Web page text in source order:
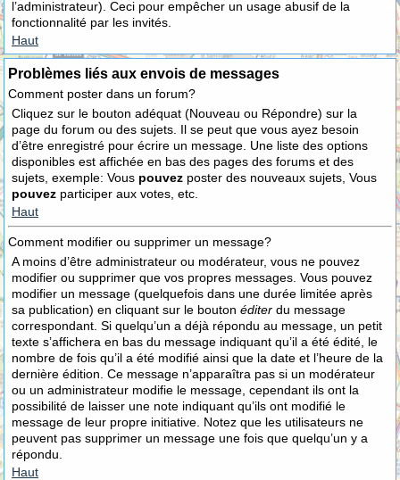
l’administrateur). Ceci pour empêcher un usage abusif de la
fonctionnalité par les invités.
Haut
Problèmes liés aux envois de messages
Comment poster dans un forum?
Cliquez sur le bouton adéquat (Nouveau ou Répondre) sur la
page du forum ou des sujets. Il se peut que vous ayez besoin
d’être enregistré pour écrire un message. Une liste des options
disponibles est affichée en bas des pages des forums et des
sujets, exemple: Vous pouvez poster des nouveaux sujets, Vous
pouvez participer aux votes, etc.
Haut
Comment modifier ou supprimer un message?
A moins d’être administrateur ou modérateur, vous ne pouvez
modifier ou supprimer que vos propres messages. Vous pouvez
modifier un message (quelquefois dans une durée limitée après
sa publication) en cliquant sur le bouton éditer du message
correspondant. Si quelqu’un a déjà répondu au message, un petit
texte s’affichera en bas du message indiquant qu’il a été édité, le
nombre de fois qu’il a été modifié ainsi que la date et l’heure de la
dernière édition. Ce message n’apparaîtra pas si un modérateur
ou un administrateur modifie le message, cependant ils ont la
possibilité de laisser une note indiquant qu’ils ont modifié le
message de leur propre initiative. Notez que les utilisateurs ne
peuvent pas supprimer un message une fois que quelqu’un y a
répondu.
Haut